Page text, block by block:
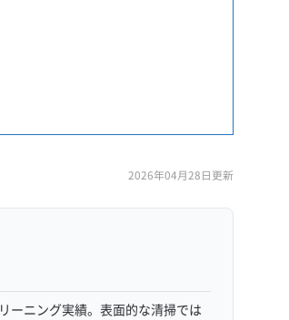
2026年04月28日更新
ーニング実績。表面的な清掃では